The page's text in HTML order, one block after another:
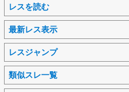
レスを読む
最新レス表示
レスジャンプ
類似スレ一覧